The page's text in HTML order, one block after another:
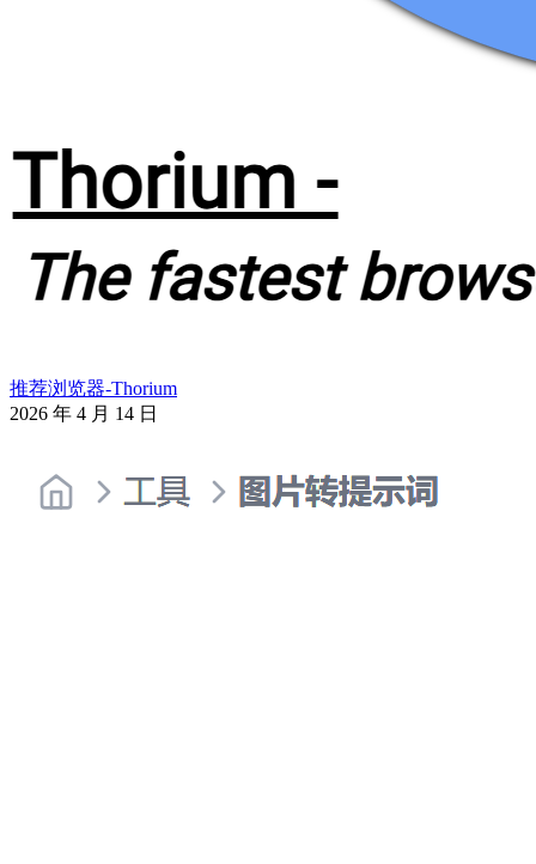
推荐浏览器-Thorium
2026 年 4 月 14 日